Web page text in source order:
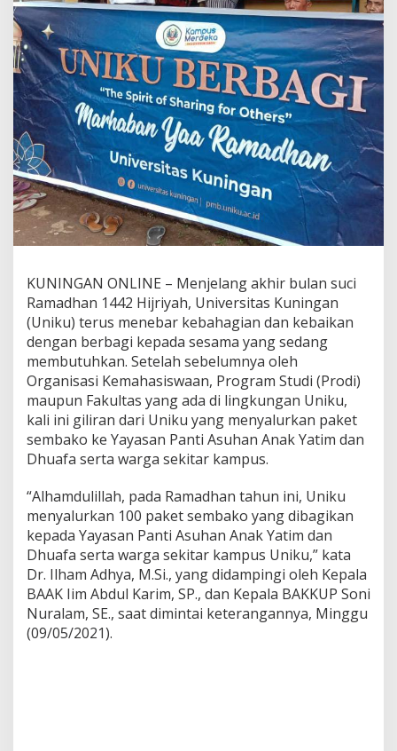
KUNINGAN ONLINE – Menjelang akhir bulan suci
Ramadhan 1442 Hijriyah, Universitas Kuningan
(Uniku) terus menebar kebahagian dan kebaikan
dengan berbagi kepada sesama yang sedang
membutuhkan. Setelah sebelumnya oleh
Organisasi Kemahasiswaan, Program Studi (Prodi)
maupun Fakultas yang ada di lingkungan Uniku,
kali ini giliran dari Uniku yang menyalurkan paket
sembako ke Yayasan Panti Asuhan Anak Yatim dan
Dhuafa serta warga sekitar kampus.
“Alhamdulillah, pada Ramadhan tahun ini, Uniku
menyalurkan 100 paket sembako yang dibagikan
kepada Yayasan Panti Asuhan Anak Yatim dan
Dhuafa serta warga sekitar kampus Uniku,” kata
Dr. Ilham Adhya, M.Si., yang didampingi oleh Kepala
BAAK Iim Abdul Karim, SP., dan Kepala BAKKUP Soni
Nuralam, SE., saat dimintai keterangannya, Minggu
(09/05/2021).